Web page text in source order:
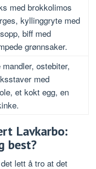
med brokkolimos
kyllinggryte med
biff med
grønnsaker.
mandler, ostebiter,
med
et kokt egg, en
Lavkarbo:
best?
lett å tro at det